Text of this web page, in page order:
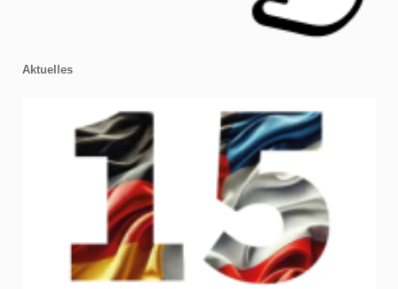
Aktuelles